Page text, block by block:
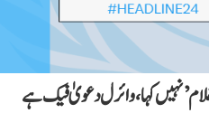
نہیں کہا، وائرل دعویٰ فیک ہے